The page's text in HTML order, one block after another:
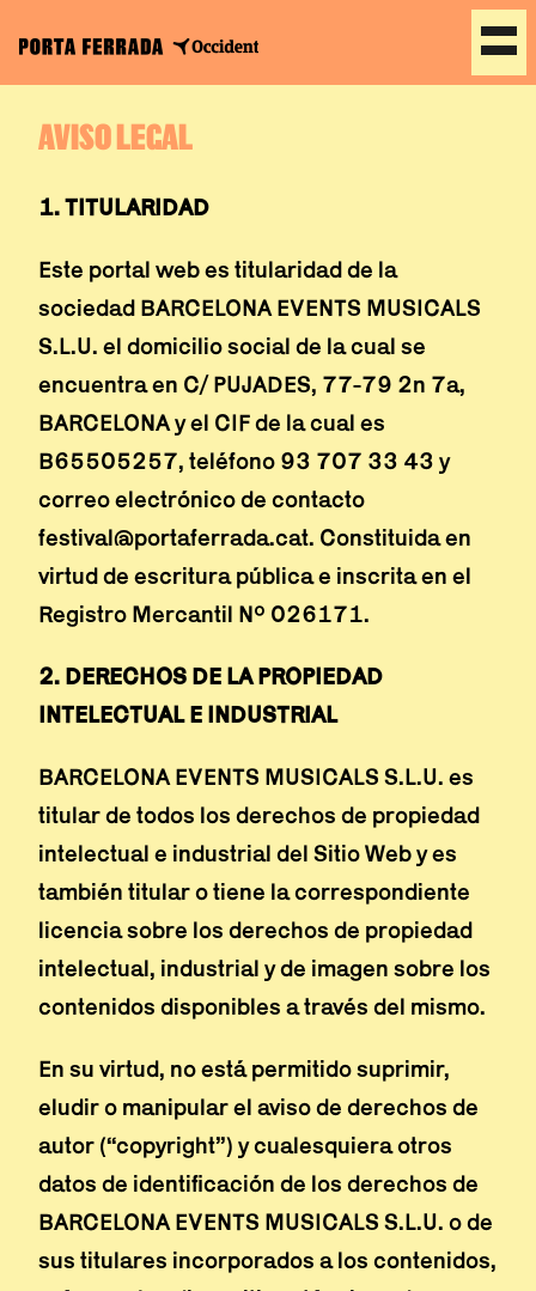
AVISO LEGAL
1. TITULARIDAD
Este portal web es titularidad de la
sociedad BARCELONA EVENTS MUSICALS
S.L.U. el domicilio social de la cual se
encuentra en C/ PUJADES, 77-79 2n 7a,
BARCELONA y el CIF de la cual es
B65505257, teléfono 93 707 33 43 y
correo electrónico de contacto
festival@portaferrada.cat. Constituida en
virtud de escritura pública e inscrita en el
Registro Mercantil Nº 026171.
2. DERECHOS DE LA PROPIEDAD
INTELECTUAL E INDUSTRIAL
BARCELONA EVENTS MUSICALS S.L.U. es
titular de todos los derechos de propiedad
intelectual e industrial del Sitio Web y es
también titular o tiene la correspondiente
licencia sobre los derechos de propiedad
intelectual, industrial y de imagen sobre los
contenidos disponibles a través del mismo.
En su virtud, no está permitido suprimir,
eludir o manipular el aviso de derechos de
autor (“copyright”) y cualesquiera otros
datos de identificación de los derechos de
BARCELONA EVENTS MUSICALS S.L.U. o de
sus titulares incorporados a los contenidos,